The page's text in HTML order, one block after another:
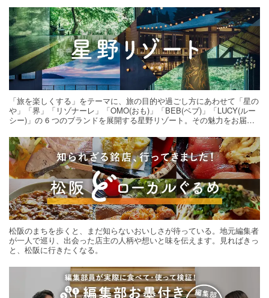
「旅を楽しくする」をテーマに、旅の目的や過ごし方にあわせて「星の
や」「界」「リゾナーレ」「OMO(おも)」「BEB(ベブ)」「LUCY(ルー
シー)」の 6 つのブランドを展開する星野リゾート。その魅力をお届け
松阪のまちを歩くと、まだ知らないおいしさが待っている。地元編集者
が一人で巡り、出会った店主の人柄や想いと味を伝えます。見ればきっ
と、松阪に行きたくなる。